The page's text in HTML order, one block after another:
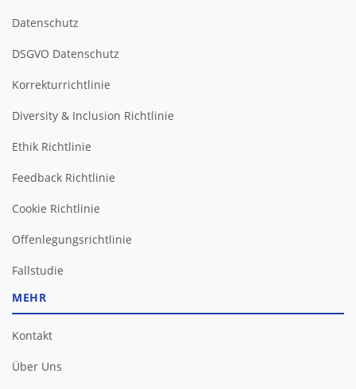
Datenschutz
DSGVO Datenschutz
Korrekturrichtlinie
Diversity & Inclusion Richtlinie
Ethik Richtlinie
Feedback Richtlinie
Cookie Richtlinie
Offenlegungsrichtlinie
Fallstudie
MEHR
Kontakt
Über Uns